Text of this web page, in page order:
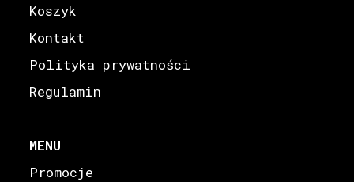
Koszyk
Kontakt
Polityka prywatności
Regulamin
MENU
Promocje